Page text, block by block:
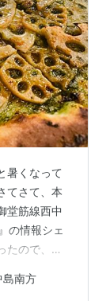
暑くなって
てさて、本
堂筋線西中
の情報シェ
たので、と
駅から徒
島南方